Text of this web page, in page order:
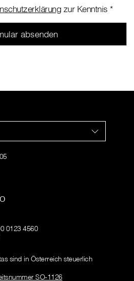
zur Kenntnis *
0123 4560
sind in Österreich steuerlich
SO-1126